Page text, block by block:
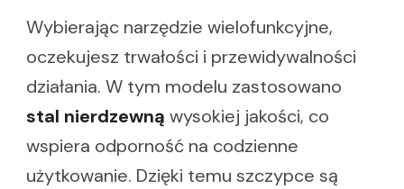
Wybierając narzędzie wielofunkcyjne,
oczekujesz trwałości i przewidywalności
działania. W tym modelu zastosowano
stal nierdzewną wysokiej jakości, co
wspiera odporność na codzienne
użytkowanie. Dzięki temu szczypce są